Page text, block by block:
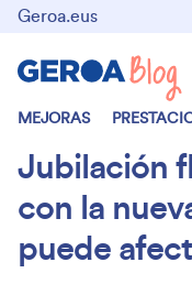
Geroa.eus
MEJORAS
Jubilación
con la
puede